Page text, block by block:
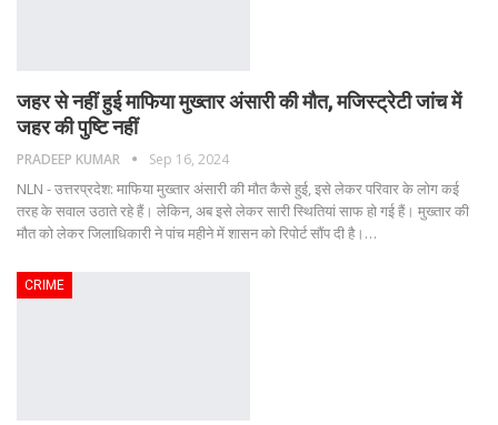
जहर से नहीं हुई माफिया मुख्तार अंसारी की मौत, मजिस्ट्रेटी जांच में
जहर की पुष्टि नहीं
PRADEEP KUMAR Sep 16, 2024
NLN - उत्तरप्रदेश: माफिया मुख्तार अंसारी की मौत कैसे हुई, इसे लेकर परिवार के लोग कई
तरह के सवाल उठाते रहे हैं। लेकिन, अब इसे लेकर सारी स्थितियां साफ हो गई हैं। मुख्तार की
मौत को लेकर जिलाधिकारी ने पांच महीने में शासन को रिपोर्ट सौंप दी है। …
CRIME